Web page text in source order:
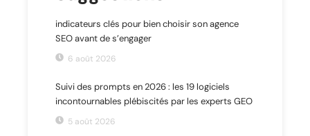
indicateurs clés pour bien choisir son agence
SEO avant de s’engager
6 août 2026
Suivi des prompts en 2026 : les 19 logiciels
incontournables plébiscités par les experts GEO
5 août 2026